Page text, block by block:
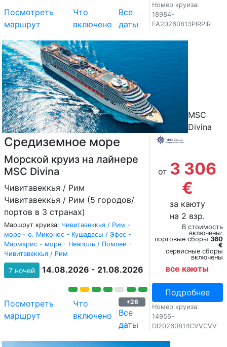
Посмотреть
маршрут
Что
включено
Все
даты
Номер круиза:
18984-
FA20260813PIRPIR
MSC
Divina
Средиземное море
Морской круиз на лайнере
MSC Divina
Чивитавеккья / Рим
Чивитавеккья / Рим (5 городов/
портов в 3 странах)
Маршрут круиза: Чивитавеккья / Рим -
море - о. Миконос - Кушадасы / Эфес -
Мармарис - море - Неаполь / Помпеи -
Чивитавеккья / Рим
7 ночей 14.08.2026 - 21.08.2026
Посмотреть
маршрут
Что
включено
+26
Все
даты
от 3 306
€
за каюту
на 2 взр.
В стоимость
включены:
портовые сборы 360
€
сервисные сборы
включены
все каюты
Подробнее
Номер круиза:
14956-
DI20260814CVVCVV